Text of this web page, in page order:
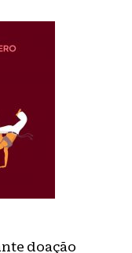
doação